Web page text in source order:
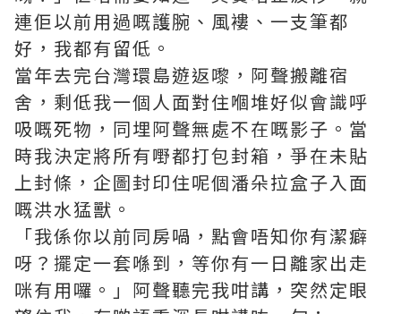
連佢以前用過嘅護腕、風褸、一支筆都
好，我都有留低。
當年去完台灣環島遊返嚟，阿聲搬離宿
舍，剩低我一個人面對住嗰堆好似會識呼
吸嘅死物，同埋阿聲無處不在嘅影子。當
時我決定將所有嘢都打包封箱，爭在未貼
上封條，企圖封印住呢個潘朵拉盒子入面
嘅洪水猛獸。
「我係你以前同房喎，點會唔知你有潔癖
呀？擺定一套喺到，等你有一日離家出走
咪有用囉。」阿聲聽完我咁講，突然定眼